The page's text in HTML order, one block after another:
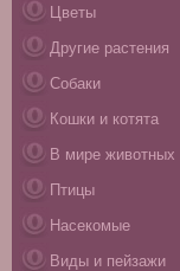
Цветы
Другие растения
Собаки
Кошки и котята
В мире животных
Птицы
Насекомые
Виды и пейзажи